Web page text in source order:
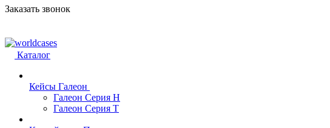
Заказать звонок
Каталог
Кейсы Галеон
Галеон Серия Н
Галеон Серия Т